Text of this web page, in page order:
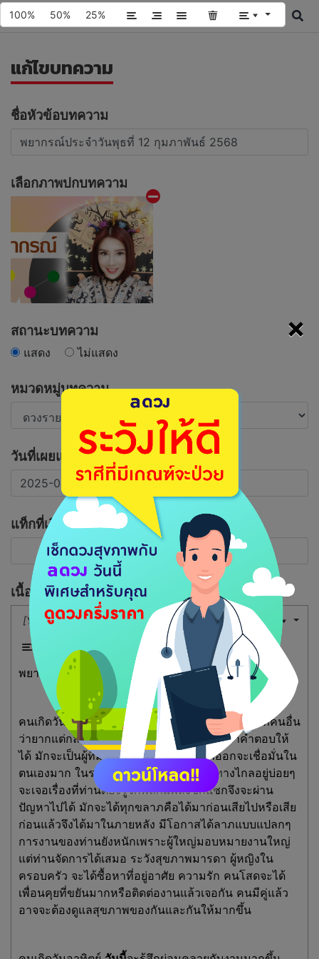
×
แก้ไขบทความ
ชื่อหัวข้อบทความ
เลือกภาพปกบทความ
สถานะบทความ
แสดง ไม่แสดง
หมวดหมู่บทความ
วันที่เผยแพร่บทความ
แท็กที่เกี่ยวข้อง
เนื้อหาบทความ
[Your Button] 16
พยากรณ์ประจำวันพุธที่ 12 กุมภาพันธ์ 2568
คนเกิดวันนี้มักจะเป็นคนที่ทันกระแสอยู่เสมอ สิ่งใดที่คนอื่น
ว่ายากแต่กลายเป็นเรื่องท้าทายแก่ท่านที่จะหาคำตอบให้
ได้ มักจะเป็นผู้ที่มีความรับผิดชอบสูงแต่ก็ออกจะเชื่อมั่นใน
ตนเองมาก ในรอบอายุนี้จะมีดวงต้องเดินทางไกลอยู่บ่อยๆ
จะเจอเรื่องที่ท่านต้องรู้จักพลิกแพลงซิกแซกจึงจะผ่าน
ปัญหาไปได้ มักจะได้ทุกขลาภคือได้มาก่อนเสียไปหรือเสีย
ก่อนแล้วจึงได้มาในภายหลัง มีโอกาสได้ลาภแบบแปลกๆ
การงานของท่านยังหนักเพราะผู้ใหญ่มอบหมายงานใหญ่
แต่ท่านจัดการได้เสมอ ระวังสุขภาพมารดา ผู้หญิงใน
ครอบครัว จะได้ซื้อหาที่อยู่อาศัย ความรัก คนโสดจะได้
เพื่อนคุยที่ขยันมากหรือติดต่องานแล้วเจอกัน คนมีคู่แล้ว
อาจจะต้องดูแลสุขภาพของกันและกันให้มากขึ้น
100% 50% 25%